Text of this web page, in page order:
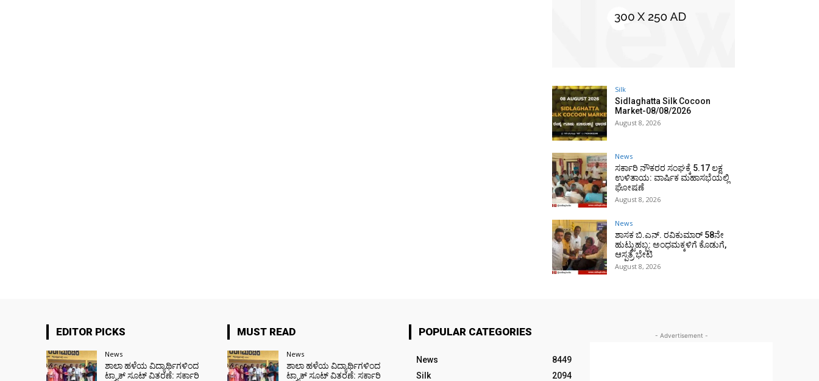
Silk
Sidlaghatta Silk Cocoon
Market-08/08/2026
August 8, 2026
News
ಸರ್ಕಾರಿ ನೌಕರರ ಸಂಘಕ್ಕೆ ₹5.17 ಲಕ್ಷ
ಉಳಿತಾಯ: ವಾರ್ಷಿಕ ಮಹಾಸಭೆಯಲ್ಲಿ
ಘೋಷಣೆ
August 8, 2026
News
ಶಾಸಕ ಬಿ.ಎನ್. ರವಿಕುಮಾರ್ 58ನೇ
ಹುಟ್ಟುಹಬ್ಬ: ಅಂಧಮಕ್ಕಳಿಗೆ ಕೊಡುಗೆ,
ಆಸ್ಪತ್ರೆ ಭೇಟಿ
August 8, 2026
EDITOR PICKS
News
ಶಾಲಾ ಹಳೆಯ ವಿದ್ಯಾರ್ಥಿಗಳಿಂದ
ಟ್ರ್ಯಾಕ್‌ ಸೂಟ್ ವಿತರಣೆ: ಸರ್ಕಾರಿ
MUST READ
News
ಶಾಲಾ ಹಳೆಯ ವಿದ್ಯಾರ್ಥಿಗಳಿಂದ
ಟ್ರ್ಯಾಕ್‌ ಸೂಟ್ ವಿತರಣೆ: ಸರ್ಕಾರಿ
POPULAR CATEGORIES
News
8449
Silk
2094
- Advertisement -